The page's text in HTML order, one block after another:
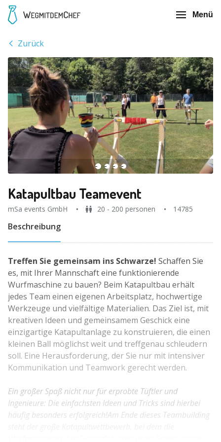
Menü
Zurück
Katapultbau Teamevent
mSa events GmbH 20 - 200 personen 14785
Beschreibung
Treffen Sie gemeinsam ins Schwarze! Schaffen Sie
es, mit Ihrer Mannschaft eine funktionierende
Wurfmaschine zu bauen? Beim Katapultbau erhält
jedes Team einen eigenen Arbeitsplatz, hochwertige
Werkzeuge und vielfältige Materialien. Das Ziel ist, mit
kreativen Ideen und gemeinsamem Geschick eine
einzigartige Katapultanlage zu konstruieren, die einen
kleinen Ball möglichst weit und treffgenau schleudern
soll. Eine Herausforderung, der Sie nur mit intensiver
Kommunikation und Teamwork gerecht werden.
Ein großer Spaß nicht nur für erprobte Tüftler und
Ingenieure: Die einfachsten Ideen und Tricks sind hierbei
häufig besonders erfolgreich!Am Ende dieses Teambuilding